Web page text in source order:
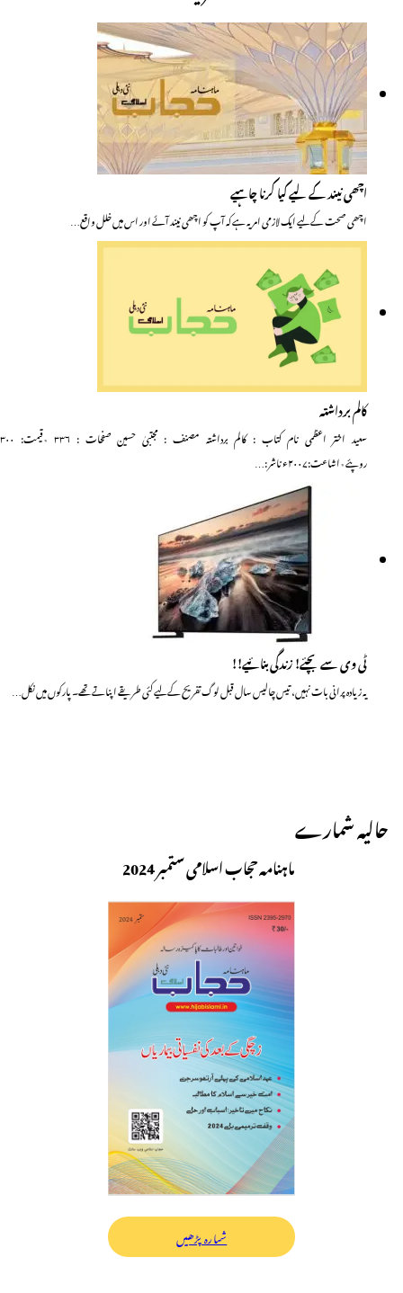
اچھی نیند کے لیے کیا کرنا چاہیے
اچھی صحت کے لیے ایک لازمی امر یہ ہے کہ آپ کو اچھی نیند آئے اور اس میں خلل واقع…
کالم برداشتہ
سعید اختر اعظمی نام کتاب : کالم برداشتہ مصنف : مجتبیٰ حسین صفحات : ۳۳۶ ٭قیمت: ۳۰۰
روپئے٭اشاعت:۲۰۰۷ء ناشر :…
ٹی وی سے بچئے! زندگی بنائیے!!
یہ زیادہ پرانی بات نہیں، تیس چالیس سال قبل لوگ تفریح کے لیے کئی طریقے اپناتے تھے۔ پارکوں میں نکل…
حالیہ شمارے
ماہنامہ حجاب اسلامی ستمبر 2024
شمارہ پڑھیں